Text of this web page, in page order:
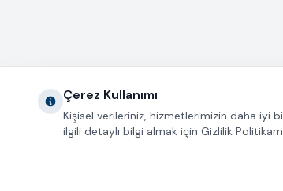
Çerez Kullanımı
Kişisel verileriniz, hizmetlerimizin daha iyi
ilgili detaylı bilgi almak için Gizlilik